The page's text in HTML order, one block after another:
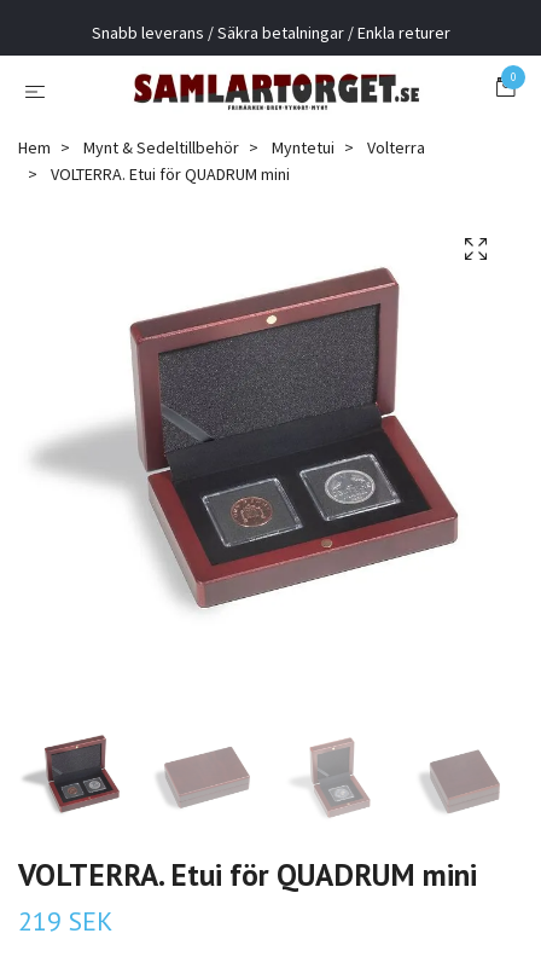
Snabb leverans / Säkra betalningar / Enkla returer
0
Hem Mynt & Sedeltillbehör Myntetui
Volterra
VOLTERRA. Etui för QUADRUM mini
VOLTERRA. Etui för QUADRUM mini
219 SEK